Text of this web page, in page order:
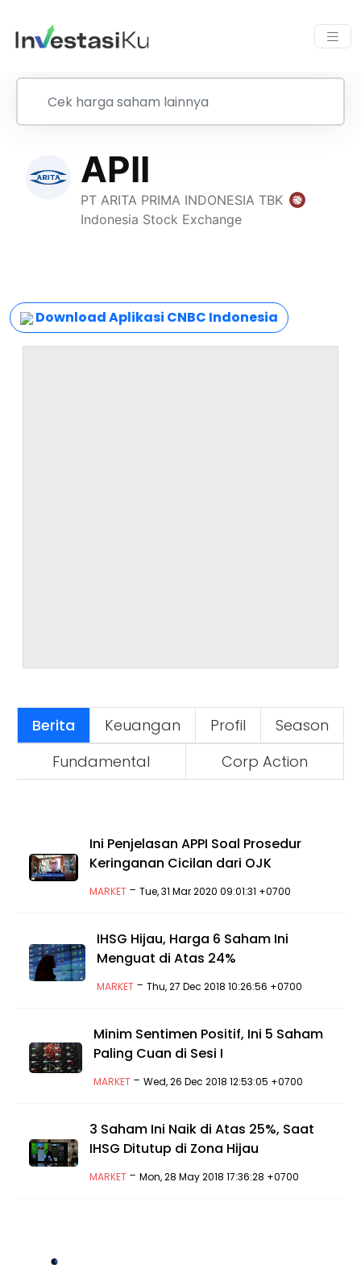
Download Aplikasi CNBC Indonesia
Berita Keuangan Profil
Season
Fundamental
Corp Action
Ini Penjelasan APPI Soal Prosedur
Keringanan Cicilan dari OJK
MARKET -Tue, 31 Mar 2020 09:01:31 +0700
IHSG Hijau, Harga 6 Saham Ini
Menguat di Atas 24%
MARKET -Thu, 27 Dec 2018 10:26:56 +0700
Minim Sentimen Positif, Ini 5 Saham
Paling Cuan di Sesi I
MARKET- Wed, 26 Dec 2018 12:53:05 +0700
3 Saham Ini Naik di Atas 25%, Saat
IHSG Ditutup di Zona Hijau
MARKET -Mon, 28 May 2018 17:36:28 +0700